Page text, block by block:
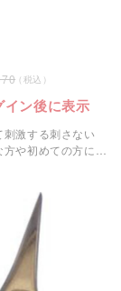
ン後に表示
激する刺さない
や初めての方にお